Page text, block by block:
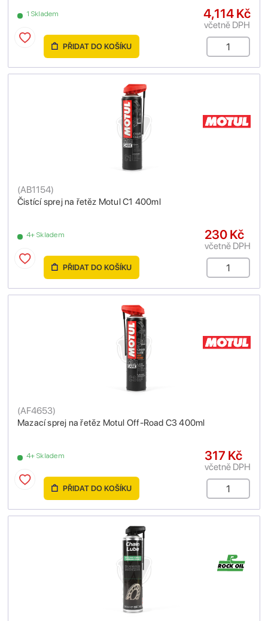
1 Skladem 4,114 Kč
včetně DPH
PŘIDAT DO KOŠÍKU
Čistící sprej na řetěz Motul C1 400ml
(AB1154)
4+ Skladem 230 Kč
včetně DPH
PŘIDAT DO KOŠÍKU
Mazací sprej na řetěz Motul Off-Road C3 400ml
(AF4653)
4+ Skladem 317 Kč
včetně DPH
PŘIDAT DO KOŠÍKU